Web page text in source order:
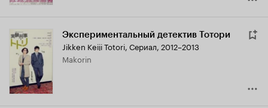
Экспериментальный детектив Тотори
Jikken Keiji Totori, Сериал, 2012–2013
Makorin